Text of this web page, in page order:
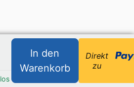
In den
Warenkorb
Direkt
zu